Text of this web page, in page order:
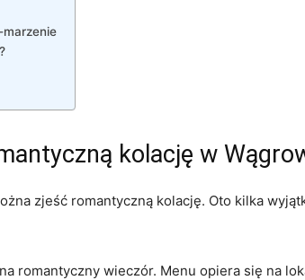
kolację w
zjeść romantyczną kolację. Oto kilka
romantyczny wieczór. Menu opiera się na